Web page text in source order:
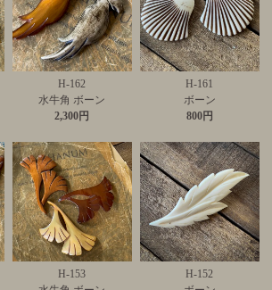
H-162
水牛角 ボーン
2,300円
H-161
ボーン
800円
H-153
H-152